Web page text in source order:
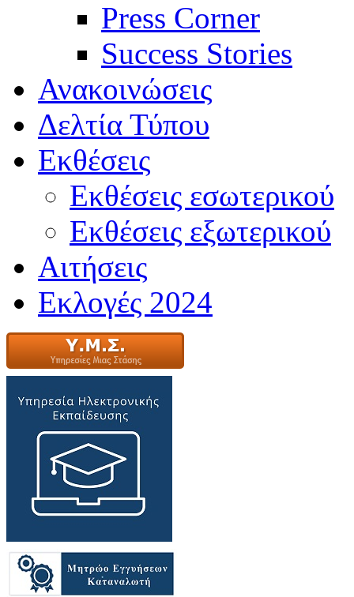
Press Corner
Success Stories
Ανακοινώσεις
Δελτία Τύπου
Εκθέσεις
Εκθέσεις εσωτερικού
Εκθέσεις εξωτερικού
Αιτήσεις
Εκλογές 2024